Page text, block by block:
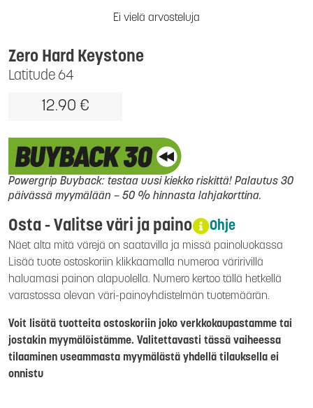
Ei vielä arvosteluja
Latitude 64
Zero Hard Keystone
12.90 €
Powergrip Buyback: testaa uusi kiekko riskittä! Palautus 30
päivässä myymälään – 50 % hinnasta lahjakorttina.
Osta - Valitse väri ja paino Ohje
Näet alta mitä värejä on saatavilla ja missä painoluokassa
Lisää tuote ostoskoriin klikkaamalla numeroa väririvillä
haluamasi painon alapuolella. Numero kertoo tällä hetkellä
varastossa olevan väri-painoyhdistelmän tuotemäärän.
Voit lisätä tuotteita ostoskoriin joko verkkokaupastamme tai
jostakin myymälöistämme. Valitettavasti tässä vaiheessa
tilaaminen useammasta myymälästä yhdellä tilauksella ei
onnistu